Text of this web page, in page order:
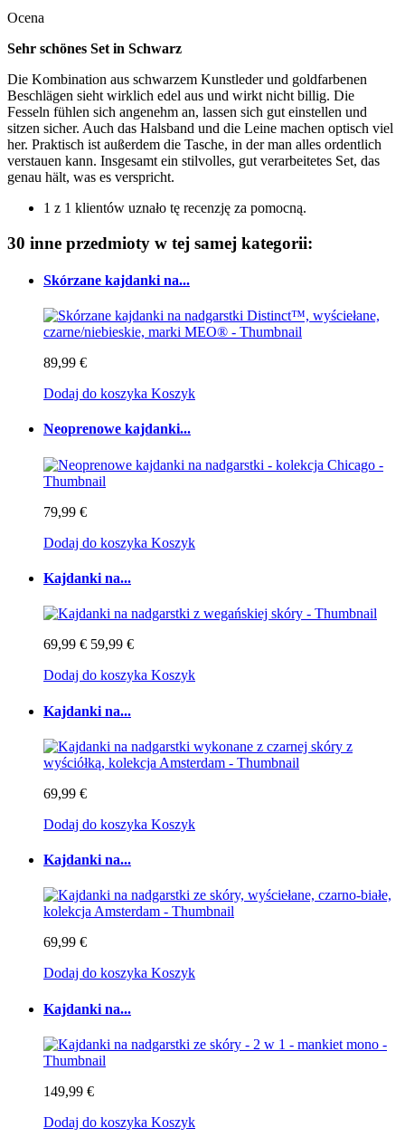
Ocena
Sehr schönes Set in Schwarz
Die Kombination aus schwarzem Kunstleder und goldfarbenen
Beschlägen sieht wirklich edel aus und wirkt nicht billig. Die
Fesseln fühlen sich angenehm an, lassen sich gut einstellen und
sitzen sicher. Auch das Halsband und die Leine machen optisch viel
her. Praktisch ist außerdem die Tasche, in der man alles ordentlich
verstauen kann. Insgesamt ein stilvolles, gut verarbeitetes Set, das
genau hält, was es verspricht.
1 z 1 klientów uznało tę recenzję za pomocną.
30 inne przedmioty w tej samej kategorii:
Skórzane kajdanki na...
89,99 €
Dodaj do koszyka Koszyk
Neoprenowe kajdanki...
79,99 €
Dodaj do koszyka Koszyk
Kajdanki na...
69,99 € 59,99 €
Dodaj do koszyka Koszyk
Kajdanki na...
69,99 €
Dodaj do koszyka Koszyk
Kajdanki na...
69,99 €
Dodaj do koszyka Koszyk
Kajdanki na...
149,99 €
Dodaj do koszyka Koszyk